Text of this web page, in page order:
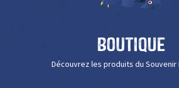
Boutique
Découvrez les produits du Souvenir